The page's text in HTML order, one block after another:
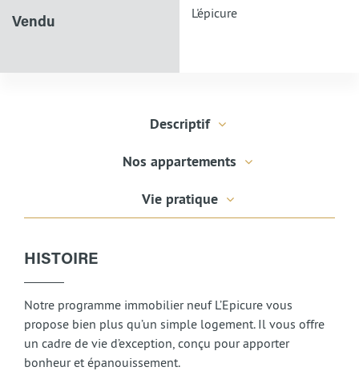
Vendu
L'épicure
Descriptif
Nos appartements
Vie pratique
HISTOIRE
Notre programme immobilier neuf L’Epicure vous
propose bien plus qu’un simple logement. Il vous offre
un cadre de vie d’exception, conçu pour apporter
bonheur et épanouissement.